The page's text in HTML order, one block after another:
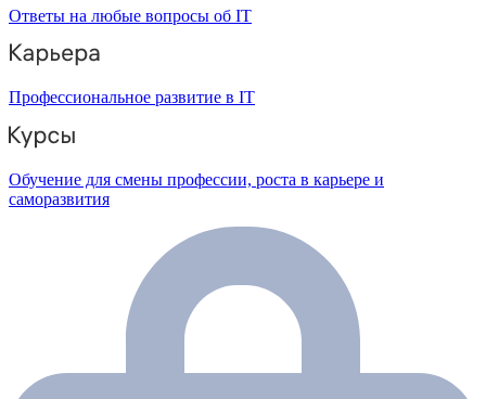
Ответы на любые вопросы об IT
Профессиональное развитие в IT
Обучение для смены профессии, роста в карьере и
саморазвития